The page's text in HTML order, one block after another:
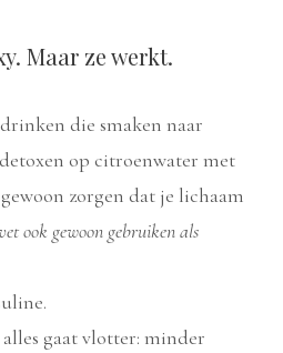
Maar ze werkt.
die smaken naar
op citroenwater met
zorgen dat je lichaam
ook gewoon gebruiken als
alles gaat vlotter: minder